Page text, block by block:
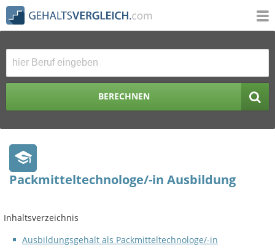
BERECHNEN
Packmitteltechnologe/-in Ausbildung
Inhaltsverzeichnis
Ausbildungsgehalt als Packmitteltechnologe/-in